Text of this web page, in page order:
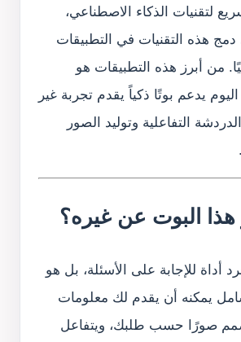
لتقنيات الذكاء الاصطناعي،
هذه التقنيات في التطبيقات
من أبرز هذه التطبيقات هو
يدعم بوتًا ذكياً يقدم تجربة غير
التفاعلية وتوليد الصور
هذا البوت عن غيره؟
أداة للإجابة على الأسئلة، بل هو
يمكنه أن يقدم لك معلومات
صورًا حسب طلبك، ويتفاعل